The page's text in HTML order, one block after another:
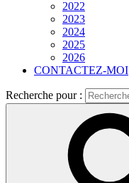
2022
2023
2024
2025
2026
CONTACTEZ-MOI
Recherche pour :